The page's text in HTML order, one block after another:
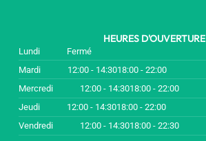
HEURES D'OUVERTURE
Lundi
Fermé
Mardi
12:00 - 14:3018:00 - 22:00
Mercredi
12:00 - 14:3018:00 - 22:00
Jeudi
12:00 - 14:3018:00 - 22:00
Vendredi
12:00 - 14:3018:00 - 22:30